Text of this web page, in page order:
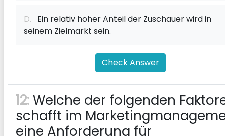
D. Ein relativ hoher Anteil der Zuschauer wird in
seinem Zielmarkt sein.
Check Answer
12:Welche der folgenden
schafft im
eine Anforderung für